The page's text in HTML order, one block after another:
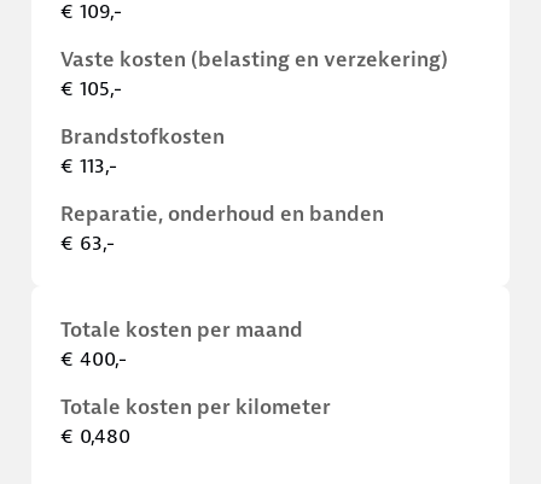
€ 109,-
Vaste kosten (belasting en verzekering)
€ 105,-
Brandstofkosten
€ 113,-
Reparatie, onderhoud en banden
€ 63,-
Totale kosten per maand
€ 400,-
Totale kosten per kilometer
€ 0,480